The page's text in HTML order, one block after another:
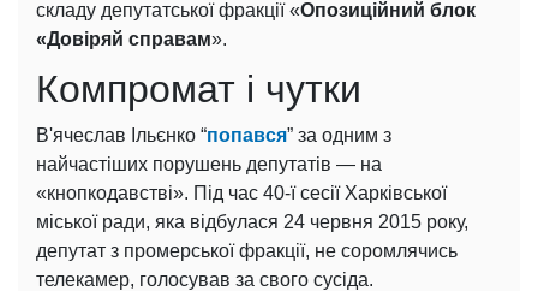
складу депутатської фракції «Опозиційний блок
«Довіряй справам».
Компромат і чутки
В'ячеслав Ільєнко “попався” за одним з
найчастіших порушень депутатів — на
«кнопкодавстві». Під час 40-ї сесії Харківської
міської ради, яка відбулася 24 червня 2015 року,
депутат з промерської фракції, не соромлячись
телекамер, голосував за свого сусіда.